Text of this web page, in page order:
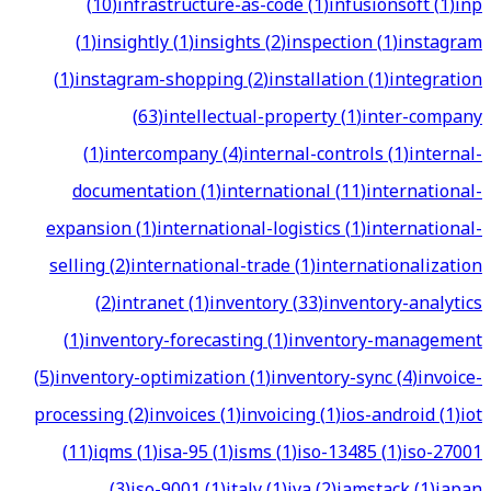
(1)insightly(1)insights(2)inspection(1)instagram
(1)instagram-shopping(2)installation(1)integration
(63)intellectual-property(1)inter-company
(1)intercompany(4)internal-controls(1)internal-
documentation(1)international(11)international-
expansion(1)international-logistics(1)international-
selling(2)international-trade(1)internationalization
(2)intranet(1)inventory(33)inventory-analytics
(1)inventory-forecasting(1)inventory-management
(5)inventory-optimization(1)inventory-sync(4)invoice-
processing(2)invoices(1)invoicing(1)ios-android(1)iot
(11)iqms(1)isa-95(1)isms(1)iso-13485(1)iso-27001